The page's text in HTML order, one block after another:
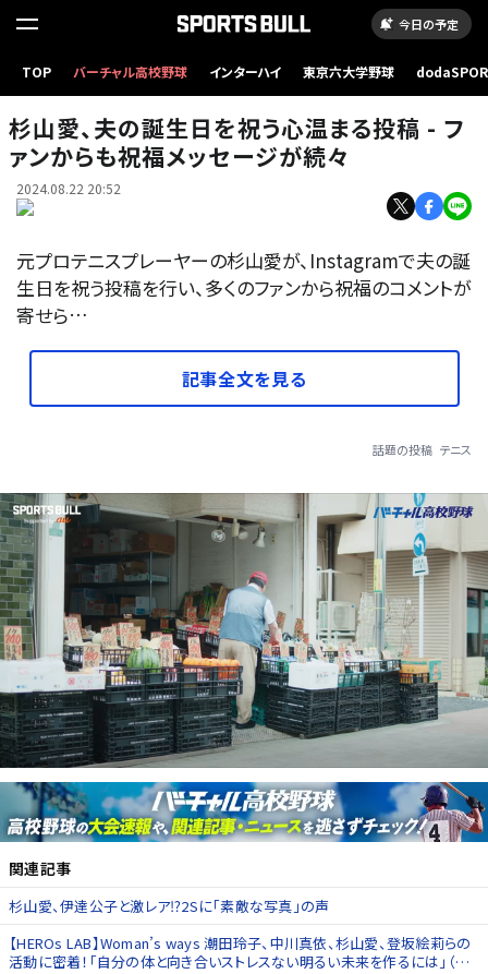
今日の予定
TOP バーチャル高校野球 インターハイ 東京六大学野球
杉山愛、夫の誕生日を祝う心温まる投稿 - フ
ァンからも祝福メッセージが続々
2024.08.22 20:52
元プロテニスプレーヤーの杉山愛が、Instagramで夫の誕
生日を祝う投稿を行い、多くのファンから祝福のコメントが
寄せら…
記事全文を見る
話題の投稿 テニス
関連記事
杉山愛、伊達公子と激レア⁉️2Sに「素敵な写真」の声
【HEROs LAB】Woman’s ways 潮田玲子、中川真依、杉山愛、登坂絵莉らの
活動に密着！「自分の体と向き合いストレスない明るい未来を作るには」（後